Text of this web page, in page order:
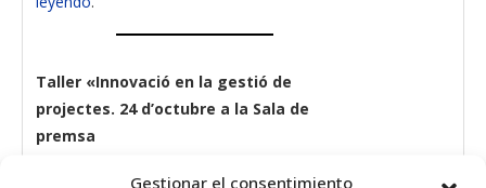
Gestionar el consentimiento
Taller «Innovació en la gestió de
projectes. 24 d’octubre a la Sala de
premsa
La Asociación de Project Management de